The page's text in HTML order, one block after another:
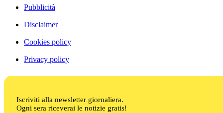
Pubblicità
Disclaimer
Cookies policy
Privacy policy
Iscriviti alla newsletter giornaliera.
Ogni sera riceverai le notizie gratis!